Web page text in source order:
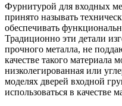
Фурнитурой для входных
принято называть
обеспечивать
Традиционно эти детали
прочного металла, не
качестве такого материала
низколегированная или
моделях дверей входной
использоваться в